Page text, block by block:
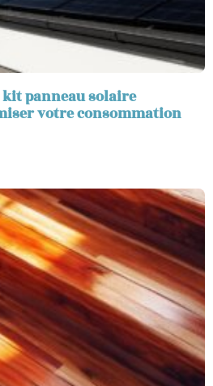
panneau solaire
votre consommation